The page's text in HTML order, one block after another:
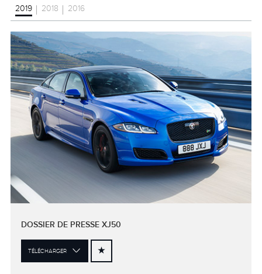
2019 2018 2016
DOSSIER DE PRESSE XJ50
TÉLÉCHARGER